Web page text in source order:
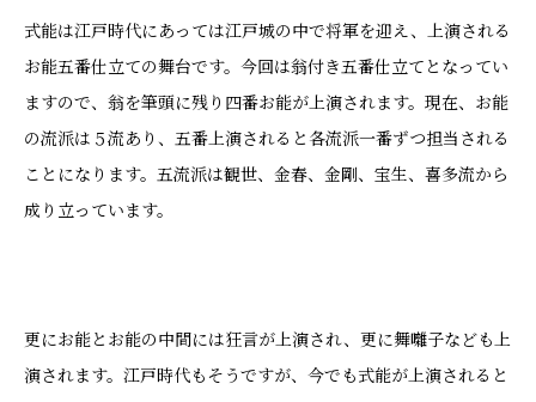
式能は江戸時代にあっては江戸城の中で将軍を迎え、上演される
お能五番仕立ての舞台です。今回は翁付き五番仕立てとなってい
ますので、翁を筆頭に残り四番お能が上演されます。現在、お能
の流派は５流あり、五番上演されると各流派一番ずつ担当される
ことになります。五流派は観世、金春、金剛、宝生、喜多流から
成り立っています。
更にお能とお能の中間には狂言が上演され、更に舞囃子なども上
演されます。江戸時代もそうですが、今でも式能が上演されると